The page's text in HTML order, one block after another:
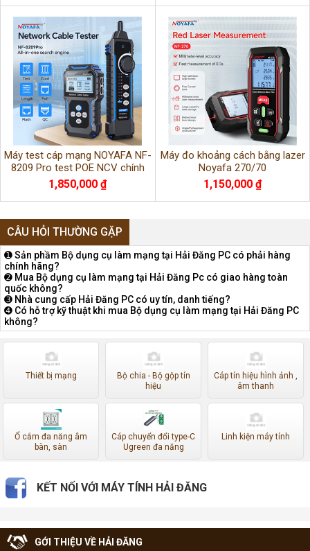
Máy test cáp mạng NOYAFA NF-
8209 Pro test POE NCV chính
hãng
1,850,000 ₫
Máy đo khoảng cách bằng lazer
Noyafa 270/70
1,150,000 ₫
CÂU HỎI THƯỜNG GẶP
➊ Sản phầm Bộ dụng cụ làm mạng tại Hải Đăng PC có phải hàng
chính hãng?
➋ Mua Bộ dụng cụ làm mạng tại Hải Đăng Pc có giao hàng toàn
quốc không?
➌ Nhà cung cấp Hải Đăng PC có uy tín, danh tiếng?
➍ Có hỗ trợ kỹ thuật khi mua Bộ dụng cụ làm mạng tại Hải Đăng PC
không?
Thiết bị mạng
Bộ chia - Bộ gộp tín
hiệu
Cáp tín hiệu hình ảnh ,
âm thanh
Ổ cắm đa năng âm
bàn, sàn
Cáp chuyển đổi type-C
Ugreen đa năng
Linh kiện máy tính
KẾT NỐI VỚI MÁY TÍNH HẢI ĐĂNG
GỚI THIỆU VỀ HẢI ĐĂNG